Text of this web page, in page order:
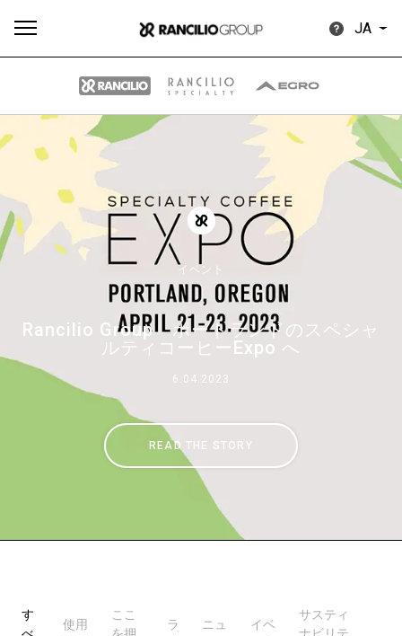
JA
イベント
Rancilio Group ポートランドのスペシャ
ルティコーヒーExpo へ
6.04.2023
READ THE STORY
す
使用
ここ
ラ
ニュ
イベ
サスティ
べ
て
情報
ース
ロード
Our brands
グループ
ニュース